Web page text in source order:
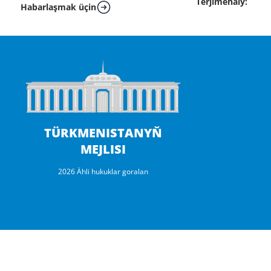
Habarlaşmak üçin
TÜRKMENISTANYŇ
MEJLISI
2026 Ähli hukuklar goralan